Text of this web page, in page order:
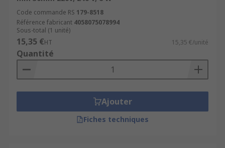
Code commande RS 179-8518
Référence fabricant 4058075078994
Sous-total (1 unité)
15,35 €HT 15,35 €/unité
Quantité
Ajouter
Fiches techniques